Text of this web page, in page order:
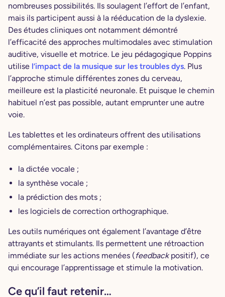
nombreuses possibilités. Ils soulagent l’effort de l’enfant,
mais ils participent aussi à la rééducation de la dyslexie.
Des études cliniques ont notamment démontré
l’efficacité des approches multimodales avec stimulation
auditive, visuelle et motrice. Le jeu pédagogique Poppins
utilise l’impact de la musique sur les troubles dys. Plus
l’approche stimule différentes zones du cerveau,
meilleure est la plasticité neuronale. Et puisque le chemin
habituel n’est pas possible, autant emprunter une autre
voie.
Les tablettes et les ordinateurs offrent des utilisations
complémentaires. Citons par exemple :
la dictée vocale ;
la synthèse vocale ;
la prédiction des mots ;
les logiciels de correction orthographique.
Les outils numériques ont également l’avantage d’être
attrayants et stimulants. Ils permettent une rétroaction
immédiate sur les actions menées (feedbackpositif), ce
qui encourage l’apprentissage et stimule la motivation.
Ce qu’il faut retenir…